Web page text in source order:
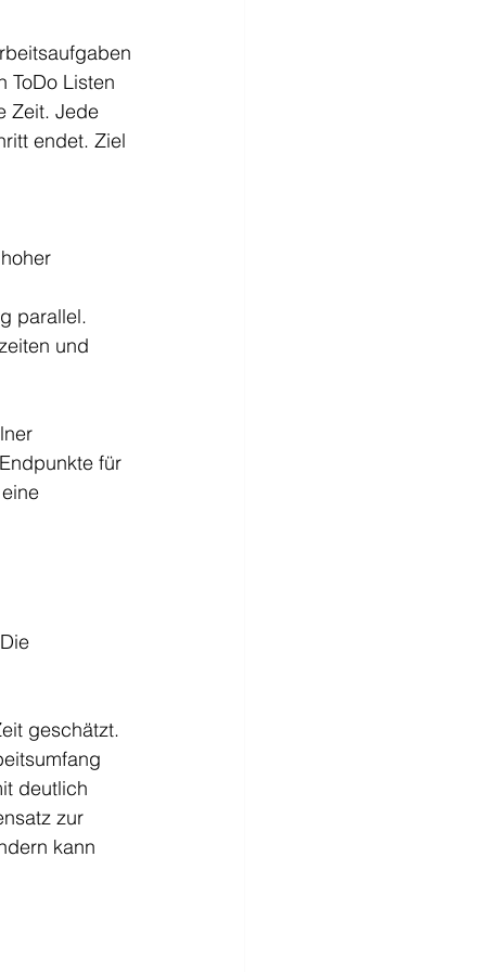
ToDo Listen
Zeit. Jede
endet. Ziel
parallel.
und
für
geschätzt.
deutlich
zur
kann